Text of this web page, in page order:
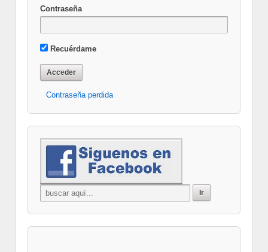
Contraseña
Recuérdame
Contraseña perdida